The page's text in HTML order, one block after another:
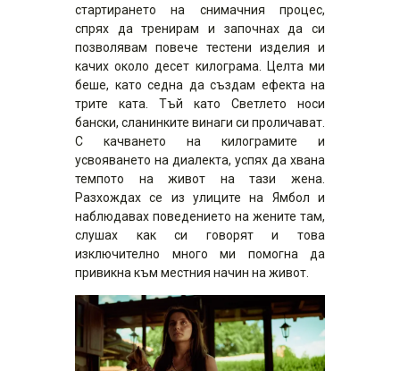
стартирането на снимачния процес,
спрях да тренирам и започнах да си
позволявам повече тестени изделия и
качих около десет килограма. Целта ми
беше, като седна да създам ефекта на
трите ката. Тъй като Светлето носи
бански, сланинките винаги си проличават.
С качването на килограмите и
усвояването на диалекта, успях да хвана
темпото на живот на тази жена.
Разхождах се из улиците на Ямбол и
наблюдавах поведението на жените там,
слушах как си говорят и това
изключително много ми помогна да
привикна към местния начин на живот.